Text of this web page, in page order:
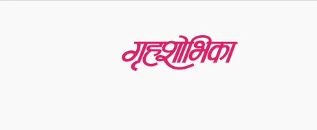
फॅशन
ट्रेंड